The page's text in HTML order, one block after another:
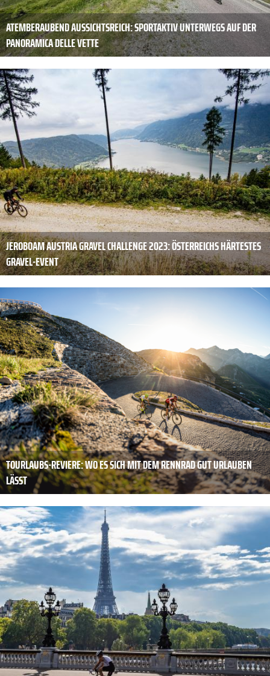
ATEMBERAUBEND AUSSICHTSREICH: SPORTAKTIV UNTERWEGS AUF DER
PANORAMICA DELLE VETTE
JEROBOAM AUSTRIA GRAVEL CHALLENGE 2023: ÖSTERREICHS HÄRTESTES
GRAVEL-EVENT
TOURLAUBS-REVIERE: WO ES SICH MIT DEM RENNRAD GUT URLAUBEN
LÄSST